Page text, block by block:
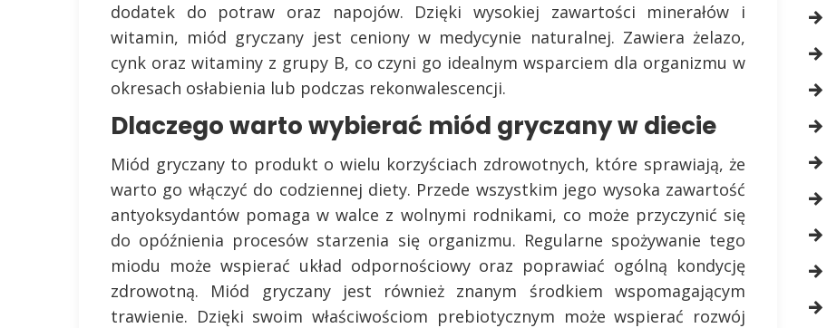
dodatek do potraw oraz napojów. Dzięki wysokiej zawartości minerałów i
witamin, miód gryczany jest ceniony w medycynie naturalnej. Zawiera żelazo,
cynk oraz witaminy z grupy B, co czyni go idealnym wsparciem dla organizmu w
okresach osłabienia lub podczas rekonwalescencji.
Dlaczego warto wybierać miód gryczany w diecie
Miód gryczany to produkt o wielu korzyściach zdrowotnych, które sprawiają, że
warto go włączyć do codziennej diety. Przede wszystkim jego wysoka zawartość
antyoksydantów pomaga w walce z wolnymi rodnikami, co może przyczynić się
do opóźnienia procesów starzenia się organizmu. Regularne spożywanie tego
miodu może wspierać układ odpornościowy oraz poprawiać ogólną kondycję
zdrowotną. Miód gryczany jest również znanym środkiem wspomagającym
trawienie. Dzięki swoim właściwościom prebiotycznym może wspierać rozwój